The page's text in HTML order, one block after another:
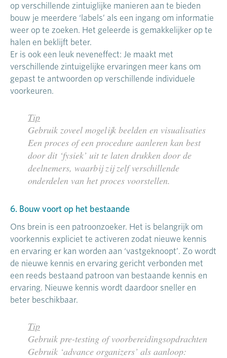
op verschillende zintuiglijke manieren aan te bieden
bouw je meerdere ‘labels’ als een ingang om informatie
weer op te zoeken. Het geleerde is gemakkelijker op te
halen en beklijft beter.
Er is ook een leuk neveneffect: Je maakt met
verschillende zintuigelijke ervaringen meer kans om
gepast te antwoorden op verschillende individuele
voorkeuren.
Tip
Gebruik zoveel mogelijk beelden en visualisaties
Een proces of een procedure aanleren kan best
door dit ‘fysiek’ uit te laten drukken door de
deelnemers, waarbij zij zelf verschillende
onderdelen van het proces voorstellen.
6. Bouw voort op het bestaande
Ons brein is een patroonzoeker. Het is belangrijk om
voorkennis expliciet te activeren zodat nieuwe kennis
en ervaring er kan worden aan ‘vastgeknoopt’. Zo wordt
de nieuwe kennis en ervaring gericht verbonden met
een reeds bestaand patroon van bestaande kennis en
ervaring. Nieuwe kennis wordt daardoor sneller en
beter beschikbaar.
Tip
Gebruik pre-testing of voorbereidingsopdrachten
Gebruik ‘advance organizers’ als aanloop: